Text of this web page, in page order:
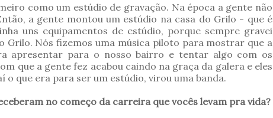
como um estúdio de gravação. Na época a gente não
a gente montou um estúdio na casa do Grilo - que é
uns equipamentos de estúdio, porque sempre gravei
Grilo. Nós fizemos uma música piloto para mostrar que a
apresentar para o nosso bairro e tentar algo com os
que a gente fez acabou caindo na graça da galera e eles
o que era para ser um estúdio, virou uma banda.
no começo da carreira que vocês levam pra vida?